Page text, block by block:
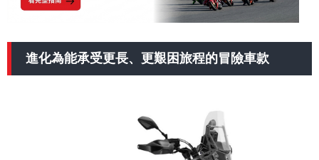
進化為能承受更長、更艱困旅程的冒險車款